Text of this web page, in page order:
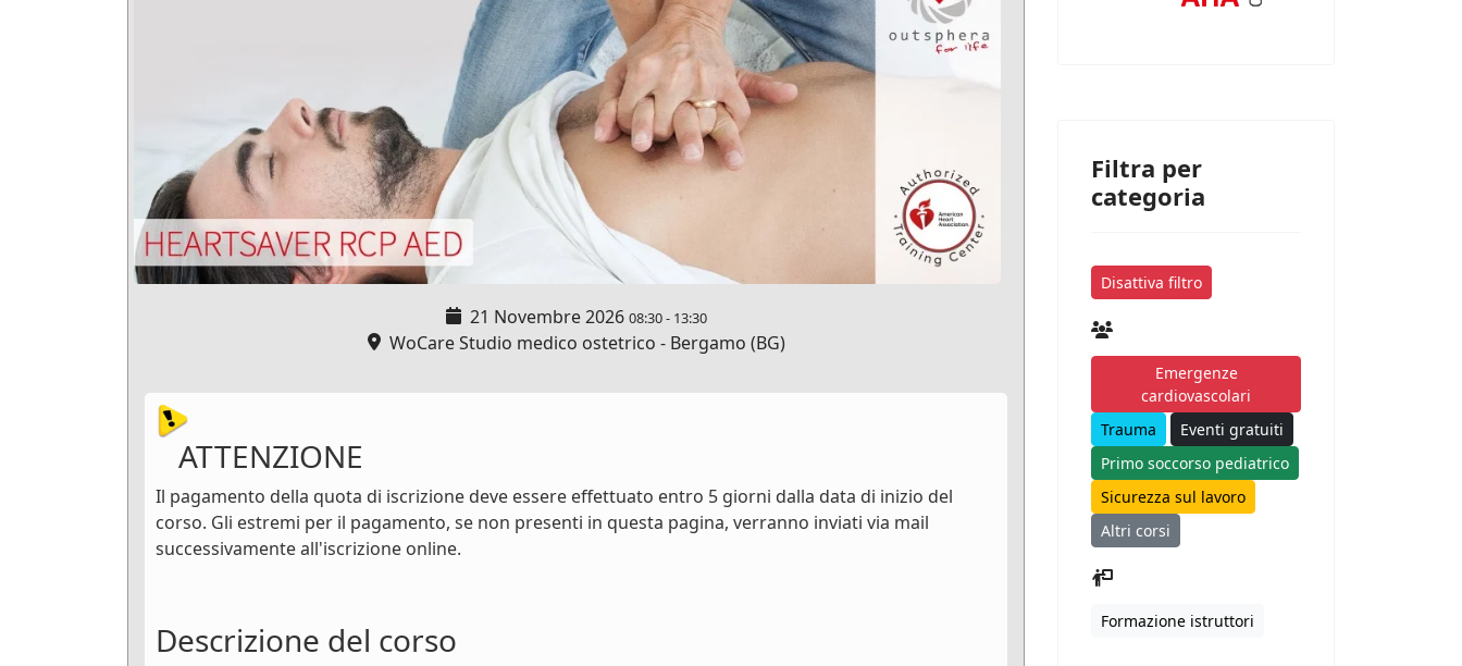
21 Novembre 2026 08:30- 13:30
WoCare Studio medico ostetrico - Bergamo (BG)
ATTENZIONE
Il pagamento della quota di iscrizione deve essere effettuato entro 5 giorni dalla data di inizio del
corso. Gli estremi per il pagamento, se non presenti in questa pagina, verranno inviati via mail
successivamente all'iscrizione online.
Descrizione del corso
Filtra per
categoria
Disattiva filtro
Emergenze
cardiovascolari
Trauma
Eventi gratuiti
Primo soccorso pediatrico
Sicurezza sul lavoro
Altri corsi
Formazione istruttori